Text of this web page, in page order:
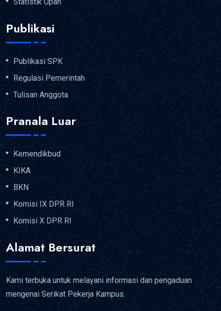
Publikasi
Publikasi SPK
Regulasi Pemerintah
Tulisan Anggota
Pranala Luar
Kemendikbud
KIKA
BKN
Komisi IX DPR RI
Komisi X DPR RI
Alamat Bersurat
Kami terbuka untuk melayani informasi dan pengaduan
mengenai Serikat Pekerja Kampus.